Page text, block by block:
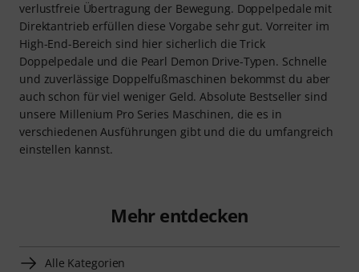
verlustfreie Übertragung der Bewegung. Doppelpedale mit
Direktantrieb erfüllen diese Vorgabe sehr gut. Vorreiter im
High-End-Bereich sind hier sicherlich die Trick
Doppelpedale und die Pearl Demon Drive-Typen. Schnelle
und zuverlässige Doppelfußmaschinen bekommst du aber
auch schon für viel weniger Geld. Absolute Bestseller sind
unsere Millenium Pro Series Maschinen, die es in
verschiedenen Ausführungen gibt und die du umfangreich
einstellen kannst.
Mehr entdecken
Alle Kategorien